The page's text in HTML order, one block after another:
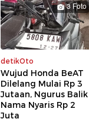
3 Foto
detikOto
Wujud Honda BeAT
Dilelang Mulai Rp 3
Jutaan, Ngurus Balik
Nama Nyaris Rp 2
Juta